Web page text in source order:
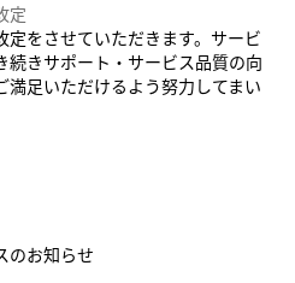
定
をさせていただきます。サービ
続きサポート・サービス品質の向
満足いただけるよう努力してまい
のお知らせ